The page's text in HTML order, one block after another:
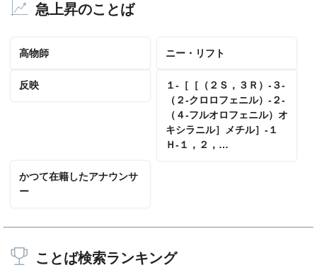
急上昇のことば
高物師 ニー・リフト
反映
１‐［［（２Ｓ，３Ｒ）‐３‐
（２‐クロロフェニル）‐２‐
（４‐フルオロフェニル）オ
キシラニル］メチル］‐１
Ｈ‐１，２，…
かつて在籍したアナウンサ
ー
ことば検索ランキング